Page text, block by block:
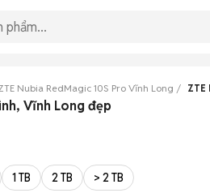
Nubia RedMagic 10S Pro Vĩnh Long ZTE
Vĩnh Long đẹp
1 TB 2 TB > 2 TB